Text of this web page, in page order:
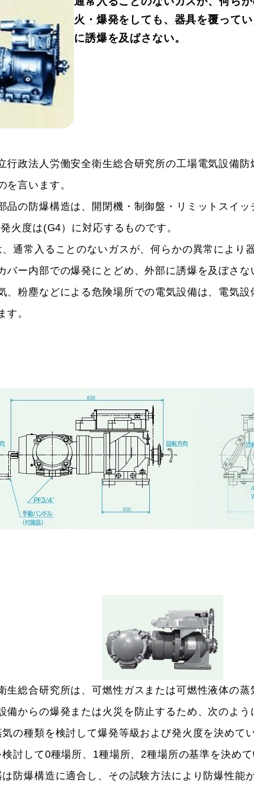
火・爆発をしても、器具を覆って
に誘爆を及ばさない。
行政法人労働安全衛生総合研究所の工場電気設備
を言います。
品の防爆構造は、開閉機・制御盤・リミットスイ
火度は(G4）に対応するものです。
通常入ることのないガスが、何らかの異常により
バー内部での爆発にとどめ、外部に誘爆を及ぼさな
、粉塵などによる危険場所での電気設備は、電気
す。
生総合研究所は、可燃性ガスまたは可燃性液体の
備からの爆発または火災を防止するため、次のよう
の種類を検討して爆発等級および発火度を決めてい
討して0種場所、1種場所、2種場所の基準を決めて
防爆構造に適合し、その試験方法により防爆性能